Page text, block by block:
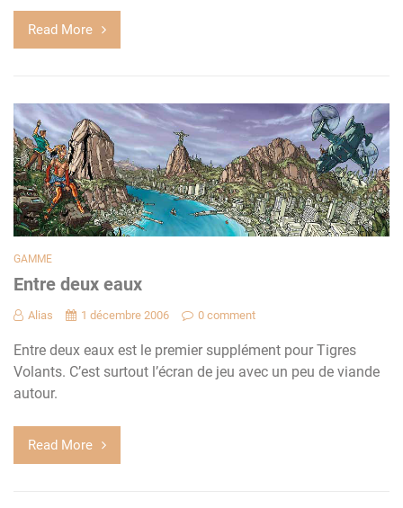
Read More
GAMME
Entre deux eaux
Alias 1 décembre 2006 0 comment
Entre deux eaux est le premier supplément pour Tigres
Volants. C’est surtout l’écran de jeu avec un peu de viande
autour.
Read More